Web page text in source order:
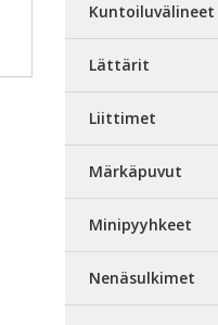
Kuntoiluvälineet
Lättärit
Liittimet
Märkäpuvut
Minipyyhkeet
Nenäsulkimet